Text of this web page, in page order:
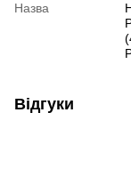
Назва
Відгуки